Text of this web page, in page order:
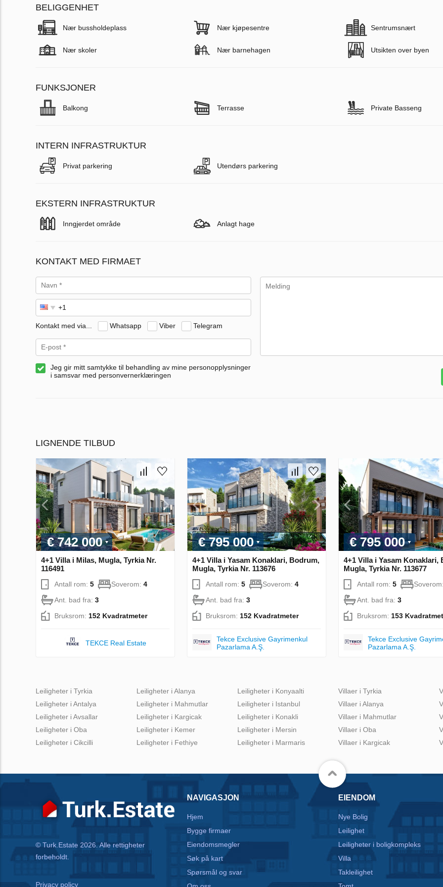
BELIGGENHET
Nær bussholdeplass Nær kjøpesentre Sentrumsnært
Nær skoler Nær barnehagen Utsikten over byen
FUNKSJONER
Balkong Terrasse Private Basseng
INTERN INFRASTRUKTUR
Privat parkering Utendørs parkering
EKSTERN INFRASTRUKTUR
Inngjerdet område Anlagt hage
KONTAKT MED FIRMAET
Kontakt med via... Whatsapp Viber Telegram
Jeg gir mitt samtykke til behandling av mine personopplysninger
i samsvar med personvernerklæringen
LIGNENDE TILBUD
€ 742 000
4+1 Villa i Milas, Mugla, Tyrkia Nr.
116491
Antall rom: 5 Soverom: 4
Ant. bad fra: 3
Bruksrom: 152 Kvadratmeter
TEKCE Real Estate
€ 795 000
4+1 Villa i Yasam Konaklari, Bodrum,
Mugla, Tyrkia Nr. 113676
Antall rom: 5 Soverom: 4
Ant. bad fra: 3
Bruksrom: 152 Kvadratmeter
Tekce Exclusive Gayrimenkul
Pazarlama A.Ş.
€ 795 000
4+1 Villa i Yasam Konaklari,
Mugla, Tyrkia Nr. 113677
Antall rom: 5
Ant. bad fra: 3
Bruksrom: 153
Tekce Exclusive
Pazarlama A.Ş.
Leiligheter i Tyrkia
Leiligheter i Antalya
Leiligheter i Avsallar
Leiligheter i Oba
Leiligheter i Cikcilli
Leiligheter i Alanya
Leiligheter i Mahmutlar
Leiligheter i Kargicak
Leiligheter i Kemer
Leiligheter i Fethiye
Leiligheter i Konyaalti
Leiligheter i Istanbul
Leiligheter i Konakli
Leiligheter i Mersin
Leiligheter i Marmaris
Villaer i Tyrkia
Villaer i Alanya
Villaer i Mahmutlar
Villaer i Oba
Villaer i Kargicak
© Turk.Estate 2026. Alle rettigheter
forbeholdt.
Privacy policy
NAVIGASJON
Hjem
Bygge firmaer
Eiendomsmegler
Søk på kart
Spørsmål og svar
EIENDOM
Nye Bolig
Leilighet
Leiligheter i boligkompleks
Villa
Takleilighet